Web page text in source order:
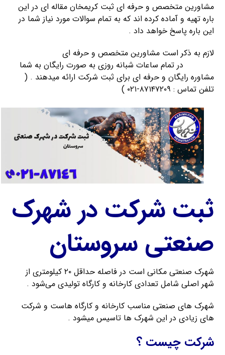
مشاورین متخصص و حرفه ای ثبت کریمخان مقاله ای در این
باره تهیه و آماده کرده اند که به تمام سوالات مورد نیاز شما در
این باره پاسخ خواهد داد .
لازم به ذکر است مشاورین متخصص و حرفه ای
در تمام ساعات شبانه روزی به صورت رایگان به شما
مشاوره رایگان و حرفه ای برای ثبت شرکت ارائه میدهند . (
تلفن تماس : ۸۷۱۴۷۲۰۹-۰۲۱ )
ثبت شرکت در شهرک
صنعتی سروستان
شهرک صنعتی مکانی است در فاصله حداقل ۲۰ کیلومتری از
شهر اصلی شامل تعدادی کارخانه و کارگاه تولیدی می‌شود .
شهرک های صنعتی مناسب کارخانه و کارگاه هاست و شرکت
های زیادی در این شهرک ها تاسیس میشود .
شرکت چیست ؟